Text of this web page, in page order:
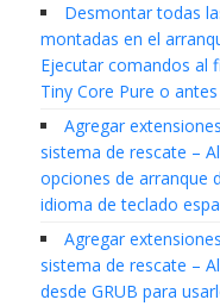
Desmontar todas
montadas en el
Ejecutar comandos al
Tiny Core Pure o
Agregar
sistema de rescate –
opciones de arranque
idioma de teclado
Agregar
sistema de rescate –
desde GRUB para